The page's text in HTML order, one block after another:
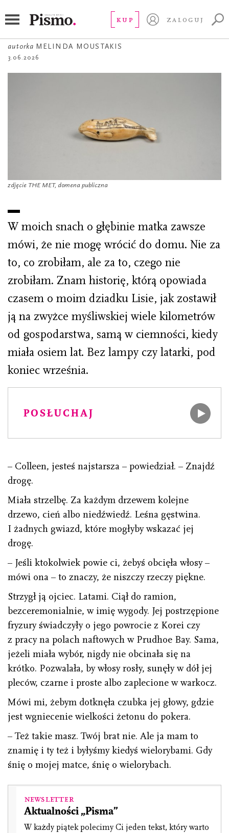
KUP ZALOGUJ
Ile zdołasz znieść
autorka MELINDA MOUSTAKIS
3.06.2026
zdjęcie THE MET, domena publiczna
W moich snach o głębinie matka zawsze
mówi, że nie mogę wrócić do domu. Nie za
to, co zrobiłam, ale za to, czego nie
zrobiłam. Znam historię, którą opowiada
czasem o moim dziadku Lisie, jak zostawił
ją na zwyżce myśliwskiej wiele kilometrów
od gospodarstwa, samą w ciemności, kiedy
miała osiem lat. Bez lampy czy latarki, pod
koniec września.
POSŁUCHAJ
– Colleen, jesteś najstarsza – powiedział. – Znajdź
drogę.
Miała strzelbę. Za każdym drzewem kolejne
drzewo, cień albo niedźwiedź. Leśna gęstwina.
I żadnych gwiazd, które mogłyby wskazać jej
drogę.
– Jeśli ktokolwiek powie ci, żebyś obcięła włosy –
mówi ona – to znaczy, że niszczy rzeczy piękne.
Strzygł ją ojciec. Latami. Ciął do ramion,
bezceremonialnie, w imię wygody. Jej postrzępione
fryzury świadczyły o jego powrocie z Korei czy
z pracy na polach naftowych w Prudhoe Bay. Sama,
jeżeli miała wybór, nigdy nie obcinała się na
krótko. Pozwalała, by włosy rosły, sunęły w dół jej
pleców, czarne i proste albo zaplecione w warkocz.
Mówi mi, żebym dotknęła czubka jej głowy, gdzie
jest wgniecenie wielkości żetonu do pokera.
– Też takie masz. Twój brat nie. Ale ja mam to
znamię i ty też i byłyśmy kiedyś wielorybami. Gdy
śnię o mojej matce, śnię o wielorybach.
Newsletter
Aktualności „Pisma”
W każdy piątek polecimy Ci jeden tekst, który warto